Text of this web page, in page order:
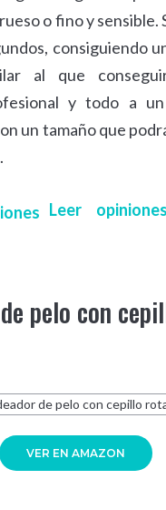
o fino y sensible.
consiguiendo
al que
y todo a
un tamaño que
Leer
pelo con
VER EN AMAZON